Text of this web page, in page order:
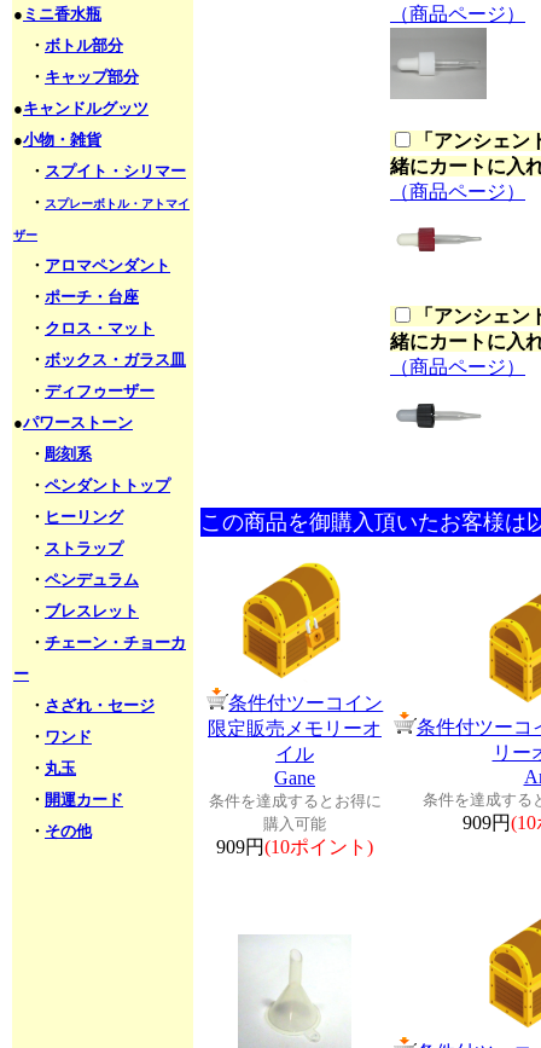
● ミニ香水瓶
・ ボトル部分
・ キャップ部分
●キャンドルグッツ
●小物・雑貨
・ スプイト・シリマー
・ スプレーボトル・アトマイ
ザー
・ アロマペンダント
・ ポーチ・台座
・ クロス・マット
・ ボックス・ガラス皿
・ ディフゥーザー
●パワーストーン
・ 彫刻系
・ ペンダントトップ
・ ヒーリング
・ ストラップ
・ ペンデュラム
・ ブレスレット
・ チェーン・チョーカ
ー
・ さざれ・セージ
・ ワンド
・ 丸玉
・ 開運カード
・ その他
（商品ページ）
「 アンシェン
緒にカートに入
（商品ページ）
「 アンシェン
緒にカートに入
（商品ページ）
この商品を御購入頂いたお客様は
条件付ツーコイン
限定販売メモリーオ
イル
Gane
条件を達成するとお得に
購入可能
909円(10ポイント)
条件付ツーコ
リー
条件を達成する
909円